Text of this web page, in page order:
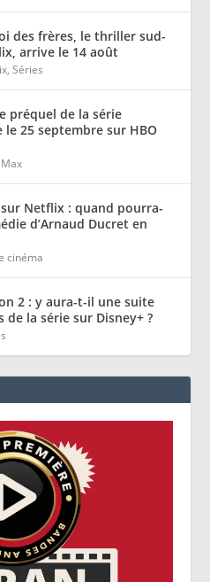
des frères, le thriller sud-
arrive le 14 août
,Séries
préquel de la série
25 septembre sur HBO
sur Netflix : quand pourra-
d’Arnaud Ducret en
cinéma
2 : y aura-t-il une suite
de la série sur Disney+ ?